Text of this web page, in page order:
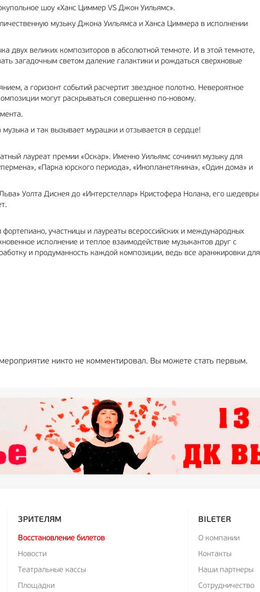
шоу «Ханс Циммер VS Джон Уильямс».
музыку Джона Уильямса и Ханса Циммера в исполнении
двух великих композиторов в абсолютной темноте. И в этой темноте,
загадочным светом далекие галактики и рождаться сверхновые
а горизонт событий расчертит звездное полотно. Невероятное
могут раскрываться совершенно по-новому.
музыка и так вызывает мурашки и отзывается в сердце!
лауреат премии «Оскар». Именно Уильямс сочинил музыку для
«Парка юрского периода», «Инопланетянина», «Один дома» и
Уолта Диснея до «Интерстеллар» Кристофера Нолана, его шедевры
участницы и лауреаты всероссийских и международных
исполнение и теплое взаимодействие музыкантов друг с
и продуманность каждой композиции, ведь все аранжировки для
никто не комментировал. Вы можете стать первым.
ЗРИТЕЛЯМ
Восстановление билетов
Новости
Театральные кассы
Площадки
BILETER
О компании
Контакты
Наши партнеры
Сотрудничество